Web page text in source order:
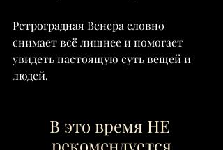
Ретроградная Венера словно
снимает всё лишнее и помогает
увидеть настоящую суть вещей и
людей.
В это время НЕ
рекомендуется